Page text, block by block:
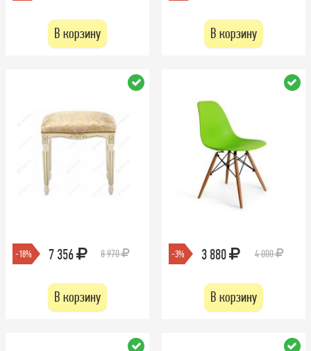
В корзину В корзину
-18% 7 356 8 970
В корзину
-3% 3 880 4 000
В корзину